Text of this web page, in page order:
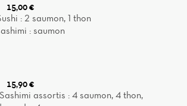
15,00 €
: 2 saumon, 1 thon
: saumon
15,90 €
assortis : 4 saumon, 4 thon,